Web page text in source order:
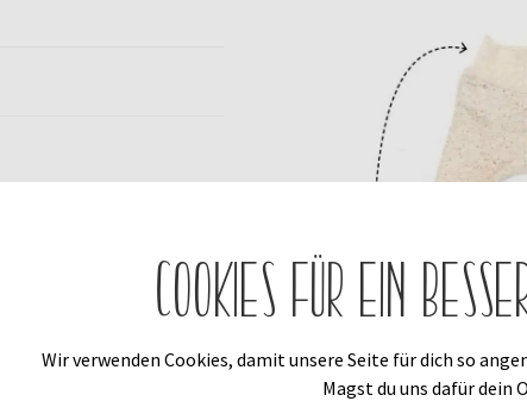
Cookies für ein
Wir verwenden Cookies, damit unsere Seite für dich so
Magst du uns dafür dein